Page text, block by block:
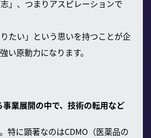
」、つまりアスピレーションで
たい」という思いを持つことが企
い原動力になります。
業展開の中で、技術の転用など
特に顕著なのはCDMO（医薬品の